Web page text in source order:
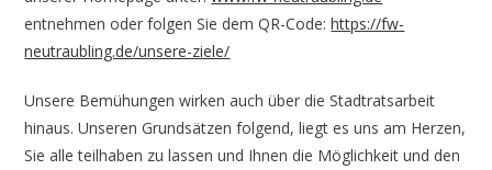
entnehmen oder folgen Sie dem QR-Code:https://fw-
neutraubling.de/unsere-ziele/
Unsere Bemühungen wirken auch über die Stadtratsarbeit
hinaus. Unseren Grundsätzen folgend, liegt es uns am Herzen,
Sie alle teilhaben zu lassen und Ihnen die Möglichkeit und den